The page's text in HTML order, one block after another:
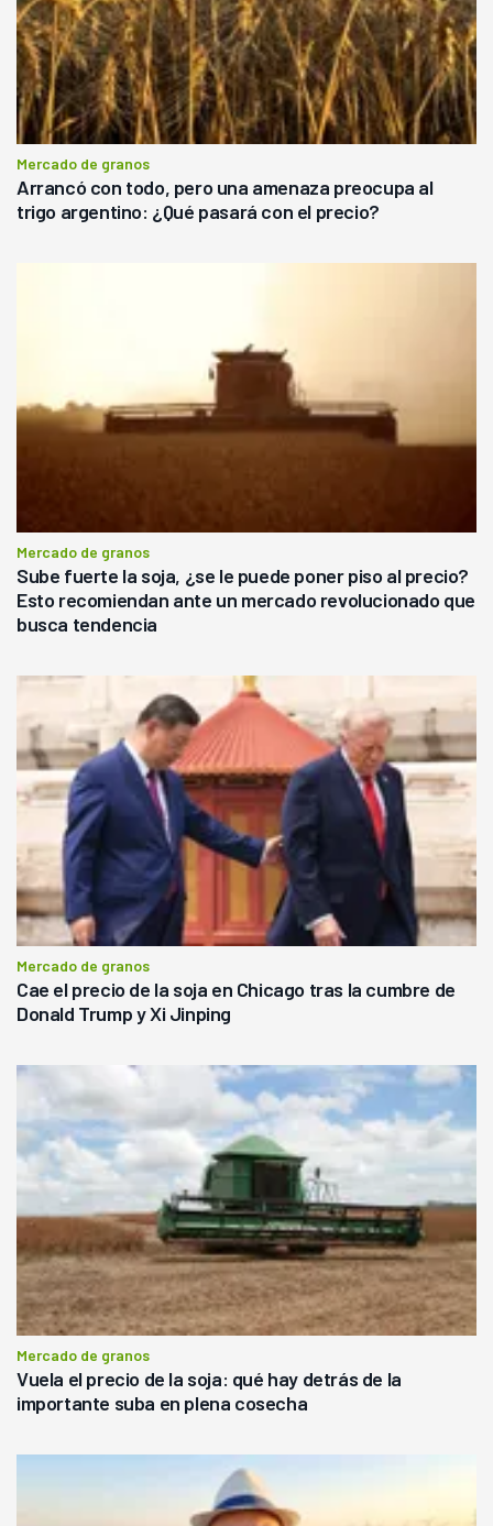
Mercado de granos
Arrancó con todo, pero una amenaza preocupa al
trigo argentino: ¿Qué pasará con el precio?
Mercado de granos
Sube fuerte la soja, ¿se le puede poner piso al precio?
Esto recomiendan ante un mercado revolucionado que
busca tendencia
Mercado de granos
Cae el precio de la soja en Chicago tras la cumbre de
Donald Trump y Xi Jinping
Mercado de granos
Vuela el precio de la soja: qué hay detrás de la
importante suba en plena cosecha